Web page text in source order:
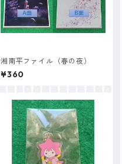
湘南平ファイル（春の夜）
¥360